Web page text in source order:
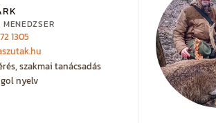
MENEDZSER
1305
szakmai tanácsadás
nyelv